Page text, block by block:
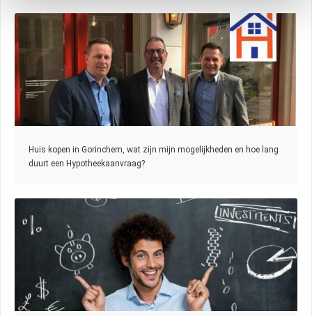
Huis kopen in Gorinchem, wat zijn mijn mogelijkheden en hoe lang
duurt een Hypotheekaanvraag?